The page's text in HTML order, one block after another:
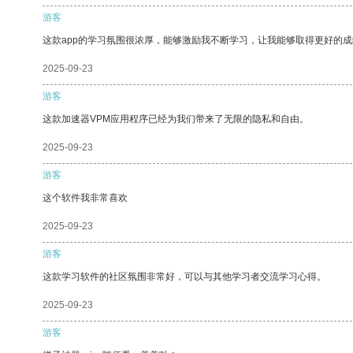
游客
这款app的学习氛围很浓厚，能够激励我不断学习，让我能够取得更好的
2025-09-23
游客
这款加速器VPM应用程序已经为我们带来了无限的隐私和自由。
2025-09-23
游客
这个软件我非常喜欢
2025-09-23
游客
这款学习软件的社区氛围非常好，可以与其他学习者交流学习心得。
2025-09-23
游客